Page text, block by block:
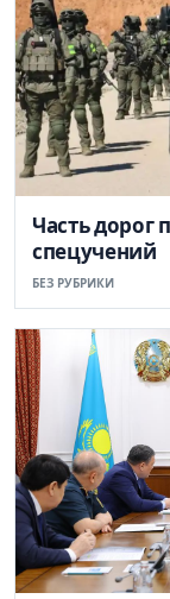
Часть дорог
спецучений
БЕЗ РУБРИКИ